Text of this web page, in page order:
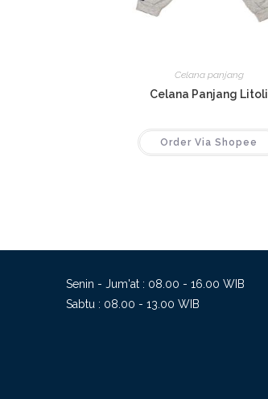
Celana panjang
Celana Panjang Litoli
Order Via Shopee
Senin - Jum'at : 08.00 - 16.00 WIB
Sabtu : 08.00 - 13.00 WIB